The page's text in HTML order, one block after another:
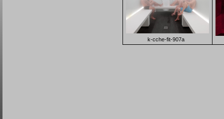
k-cche-fit-907a